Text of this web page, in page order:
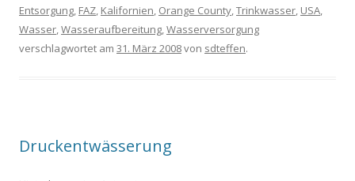
Entsorgung, FAZ, Kalifornien, Orange County,Trinkwasser, USA,
Wasser,Wasseraufbereitung,Wasserversorgung
verschlagwortet am 31. März 2008von sdteffen.
Druckentwässerung